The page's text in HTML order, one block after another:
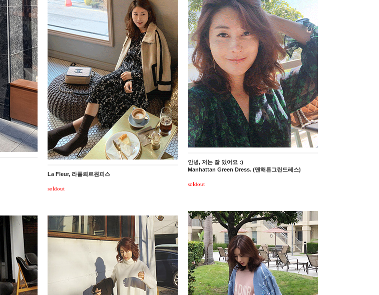
안녕, 저는 잘 있어요 :)
Manhattan Green Dress. (맨해튼그린드레스)
soldout
La Fleur, 라플뢰르원피스
soldout